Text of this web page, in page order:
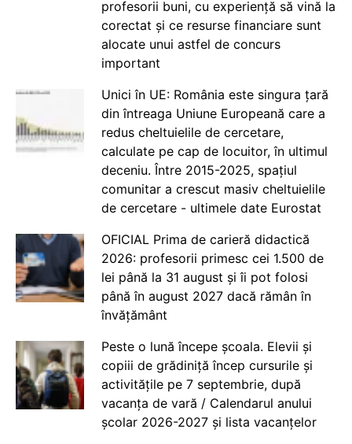
profesorii buni, cu experiență să vină la
corectat și ce resurse financiare sunt
alocate unui astfel de concurs
important
Unici în UE: România este singura țară
din întreaga Uniune Europeană care a
redus cheltuielile de cercetare,
calculate pe cap de locuitor, în ultimul
deceniu. Între 2015-2025, spațiul
comunitar a crescut masiv cheltuielile
de cercetare - ultimele date Eurostat
OFICIAL Prima de carieră didactică
2026: profesorii primesc cei 1.500 de
lei până la 31 august și îi pot folosi
până în august 2027 dacă rămân în
învățământ
Peste o lună începe școala. Elevii și
copiii de grădiniță încep cursurile și
activitățile pe 7 septembrie, după
vacanța de vară / Calendarul anului
școlar 2026-2027 și lista vacanțelor